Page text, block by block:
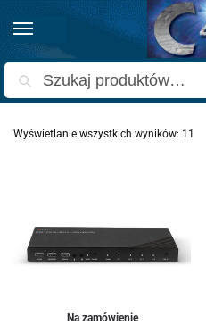
Strona główna Lindy
Wyświetlanie wszystkich wyników: 11
Na zamówienie